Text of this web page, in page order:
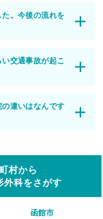
。今後の流れを
交通事故が起こ
違いはなんです
村から
外科をさがす
函館市